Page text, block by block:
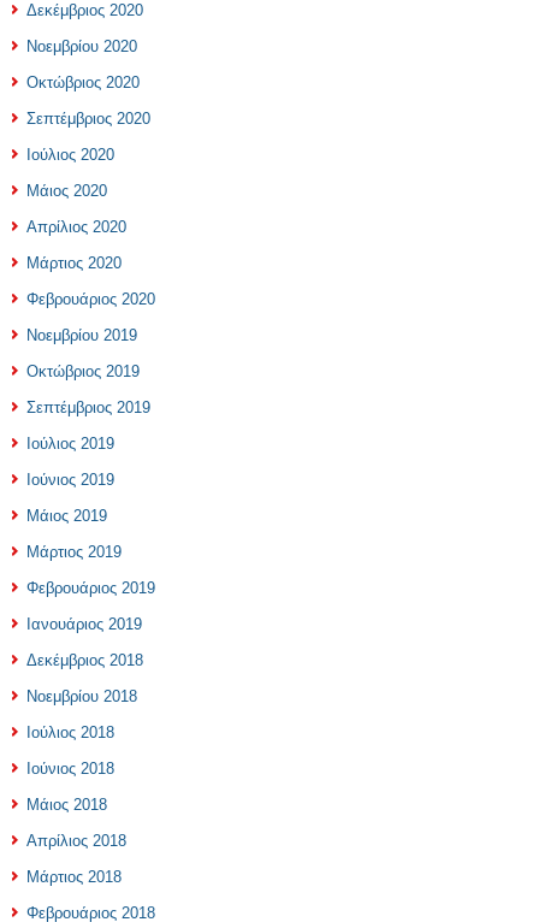
Δεκέμβριος 2020
Νοεμβρίου 2020
Οκτώβριος 2020
Σεπτέμβριος 2020
Ιούλιος 2020
Μάιος 2020
Απρίλιος 2020
Μάρτιος 2020
Φεβρουάριος 2020
Νοεμβρίου 2019
Οκτώβριος 2019
Σεπτέμβριος 2019
Ιούλιος 2019
Ιούνιος 2019
Μάιος 2019
Μάρτιος 2019
Φεβρουάριος 2019
Ιανουάριος 2019
Δεκέμβριος 2018
Νοεμβρίου 2018
Ιούλιος 2018
Ιούνιος 2018
Μάιος 2018
Απρίλιος 2018
Μάρτιος 2018
Φεβρουάριος 2018